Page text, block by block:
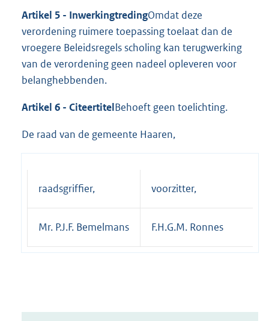
Artikel 5 - InwerkingtredingOmdat deze
verordening ruimere toepassing toelaat dan de
vroegere Beleidsregels scholing kan terugwerking
van de verordening geen nadeel opleveren voor
belanghebbenden.
Artikel 6 - CiteertitelBehoeft geen toelichting.
De raad van de gemeente Haaren,
raadsgriffier, voorzitter,
Mr. P.J.F. Bemelmans F.H.G.M. Ronnes